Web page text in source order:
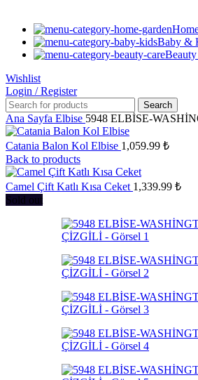
Baby &
Wishlist
Login / Register
Search
Ana Sayfa Elbise 5948 ELBİSE-
Catania Balon Kol Elbise 1,059.99 ₺
Back to products
Camel Çift Katlı Kısa Ceket 1,339.99 ₺
Sold out